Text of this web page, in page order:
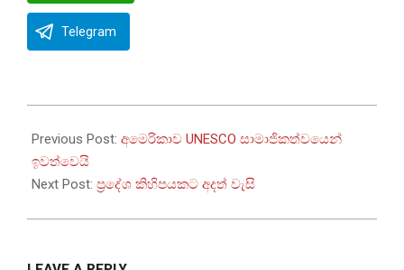
Telegram
07-
22
Previous Post: අමෙරිකාව UNESCO සාමාජිකත්වයෙන්
ඉවත්වෙයි
Next Post: ප්‍රදේශ කිහිපයකට අදත් වැසි